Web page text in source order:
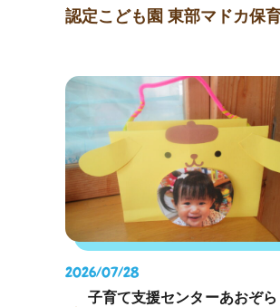
認定こども園 東部マドカ保
2026/07/28
子育て支援センターあおぞ